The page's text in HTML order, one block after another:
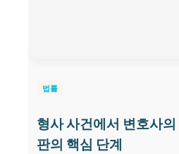
법률
형사 사건에서 변호사의
판의 핵심 단계